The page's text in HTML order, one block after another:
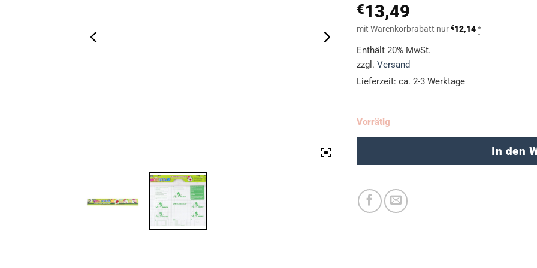
€13,49
mit Warenkorbrabatt nur€12,14*
Enthält 20% MwSt.
zzgl.Versand
Lieferzeit: ca. 2-3 Werktage
Vorrätig
In den